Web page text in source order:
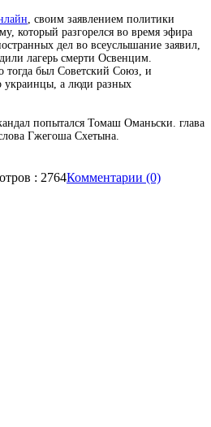
, своим заявлением политики
который разгорелся во время эфира
дел во всеуслышание заявил,
лагерь смерти Освенцим.
тогда был Советский Союз, и
украинцы, а люди разных
попытался Томаш Оманьски. глава
Гжегоша Схетына.
: 2764Комментарии (0)